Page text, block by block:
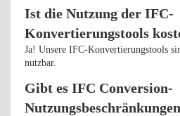
Ist die Nutzung der IFC-
Konvertierungstools
Ja! Unsere IFC-Konvertierungstools
nutzbar.
Gibt es IFC Conversion-